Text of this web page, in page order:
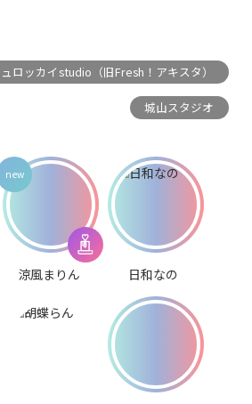
ロッカイstudio（旧Fresh！アキスタ）
城山スタジオ
涼風まりん 日和なの